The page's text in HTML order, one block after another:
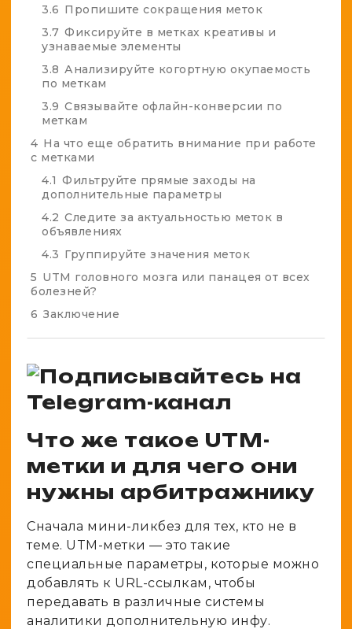
3.6 Пропишите сокращения меток
3.7 Фиксируйте в метках креативы и
узнаваемые элементы
3.8 Анализируйте когортную окупаемость
по меткам
3.9 Связывайте офлайн-конверсии по
меткам
4 На что еще обратить внимание при работе
с метками
4.1 Фильтруйте прямые заходы на
дополнительные параметры
4.2 Следите за актуальностью меток в
объявлениях
4.3 Группируйте значения меток
5 UTM головного мозга или панацея от всех
болезней?
6 Заключение
Что же такое UTM-
метки и для чего они
нужны арбитражнику
Сначала мини-ликбез для тех, кто не в
теме. UTM-метки — это такие
специальные параметры, которые можно
добавлять к URL-ссылкам, чтобы
передавать в различные системы
аналитики дополнительную инфу.